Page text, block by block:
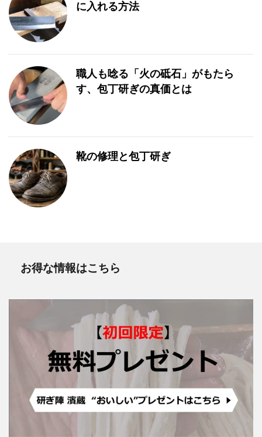
に入れる方法
職人も唸る「火の砥石」がもたら
す、包丁研ぎの真価とは
靴の修理と包丁研ぎ
お得な情報はこちら